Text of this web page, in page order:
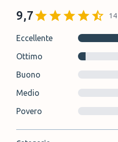
9,7 14
Eccellente
Ottimo
Buono
Medio
Povero